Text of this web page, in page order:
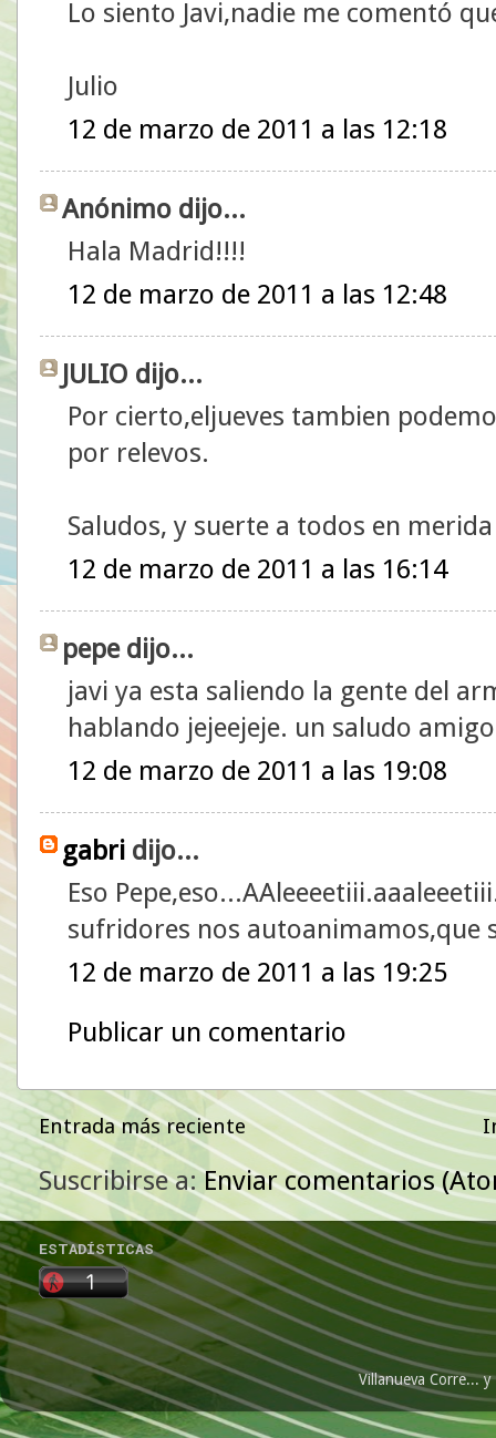
Lo siento Javi,nadie me comentó
Julio
12 de marzo de 2011 a las 12:18
Anónimo dijo...
Hala Madrid!!!!
12 de marzo de 2011 a las 12:48
JULIO dijo...
Por cierto,eljueves tambien
por relevos.
Saludos, y suerte a todos en merida
12 de marzo de 2011 a las 16:14
pepe dijo...
javi ya esta saliendo la gente del
hablando jejeejeje. un saludo
12 de marzo de 2011 a las 19:08
gabri dijo...
Eso
sufridores nos autoanimamos,que
12 de marzo de 2011 a las 19:25
Publicar un comentario
Entrada más reciente
Suscribirse a:Enviar comentarios
ESTADÍSTICAS
Villanueva Corre...